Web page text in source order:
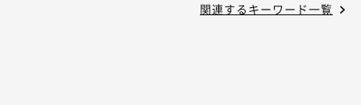
関連するキーワード一覧